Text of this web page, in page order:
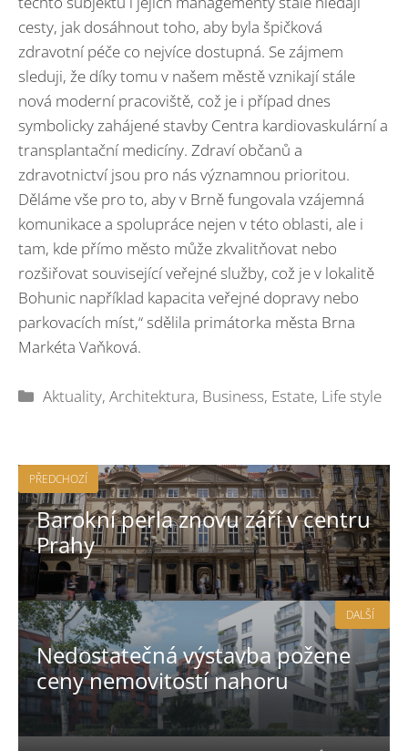
cesty, jak dosáhnout toho, aby byla špičková
zdravotní péče co nejvíce dostupná. Se zájmem
sleduji, že díky tomu v našem městě vznikají stále
nová moderní pracoviště, což je i případ dnes
symbolicky zahájené stavby Centra kardiovaskulární a
transplantační medicíny. Zdraví občanů a
zdravotnictví jsou pro nás významnou prioritou.
Děláme vše pro to, aby v Brně fungovala vzájemná
komunikace a spolupráce nejen v této oblasti, ale i
tam, kde přímo město může zkvalitňovat nebo
rozšiřovat související veřejné služby, což je v lokalitě
Bohunic například kapacita veřejné dopravy nebo
parkovacích míst,“ sdělila primátorka města Brna
Markéta Vaňková.
Rubriky
Aktuality,Architektura, Business, Estate, Life style
PŘEDCHOZÍ
Barokní perla znovu září v centru
Prahy
Nedostatečná výstavba požene
ceny nemovitostí nahoru
DALŠÍ